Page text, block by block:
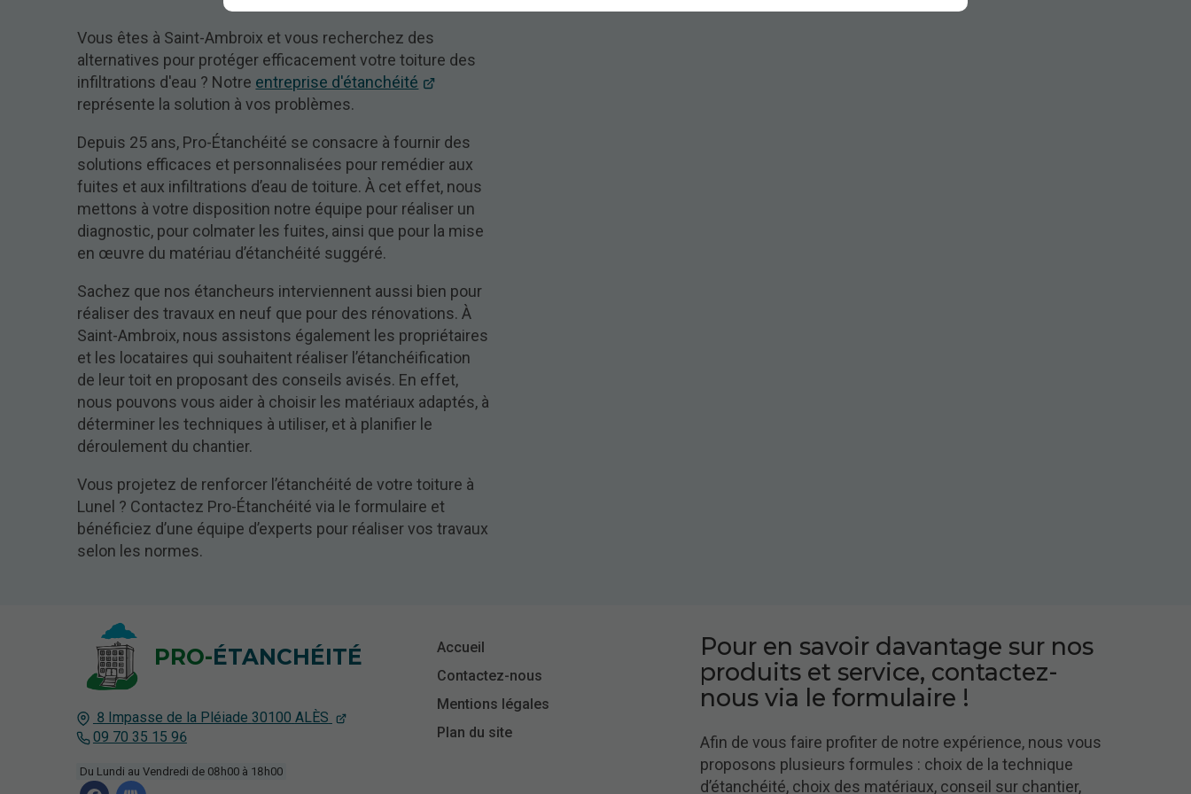
Vous êtes à Saint-Ambroix et vous recherchez des
alternatives pour protéger efficacement votre toiture des
infiltrations d'eau ? Notre entreprise d'étanchéité
représente la solution à vos problèmes.
Depuis 25 ans, Pro-Étanchéité se consacre à fournir des
solutions efficaces et personnalisées pour remédier aux
fuites et aux infiltrations d’eau de toiture. À cet effet, nous
mettons à votre disposition notre équipe pour réaliser un
diagnostic, pour colmater les fuites, ainsi que pour la mise
en œuvre du matériau d’étanchéité suggéré.
Sachez que nos étancheurs interviennent aussi bien pour
réaliser des travaux en neuf que pour des rénovations. À
Saint-Ambroix, nous assistons également les propriétaires
et les locataires qui souhaitent réaliser l’étanchéification
de leur toit en proposant des conseils avisés. En effet,
nous pouvons vous aider à choisir les matériaux adaptés, à
déterminer les techniques à utiliser, et à planifier le
déroulement du chantier.
Vous projetez de renforcer l’étanchéité de votre toiture à
Lunel ? Contactez Pro-Étanchéité via le formulaire et
bénéficiez d’une équipe d’experts pour réaliser vos travaux
selon les normes.
PRO-ÉTANCHÉITÉ
8 Impasse de la Pléiade 30100 ALÈS
09 70 35 15 96
Du Lundi au Vendredi de 08h00 à 18h00
Accueil
Contactez-nous
Mentions légales
Plan du site
Pour en savoir davantage sur nos
produits et service, contactez-
nous via le formulaire !
Afin de vous faire profiter de notre expérience, nous vous
proposons plusieurs formules : choix de la technique
d’étanchéité, choix des matériaux, conseil sur chantier,